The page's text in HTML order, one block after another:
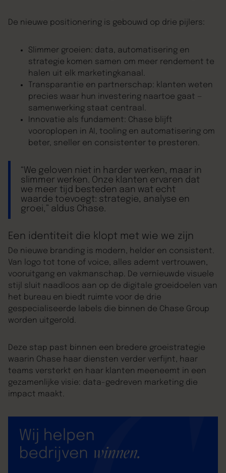
De nieuwe positionering is gebouwd op drie pijlers:
Slimmer groeien: data, automatisering en
strategie komen samen om meer rendement te
halen uit elk marketingkanaal.
Transparantie en partnerschap: klanten weten
precies waar hun investering naartoe gaat —
samenwerking staat centraal.
Innovatie als fundament: Chase blijft
vooroplopen in AI, tooling en automatisering om
beter, sneller en consistenter te presteren.
“We geloven niet in harder werken, maar in
slimmer werken. Onze klanten ervaren dat
we meer tijd besteden aan wat echt
waarde toevoegt: strategie, analyse en
groei,” aldus Chase.
Een identiteit die klopt met wie we zijn
De nieuwe branding is modern, helder en consistent.
Van logo tot tone of voice, alles ademt vertrouwen,
vooruitgang en vakmanschap. De vernieuwde visuele
stijl sluit naadloos aan op de digitale groeidoelen van
het bureau en biedt ruimte voor de drie
gespecialiseerde labels die binnen de Chase Group
worden uitgerold.
Deze stap past binnen een bredere groeistrategie
waarin Chase haar diensten verder verfijnt, haar
teams versterkt en haar klanten meeneemt in een
gezamenlijke visie: data-gedreven marketing die
impact maakt.